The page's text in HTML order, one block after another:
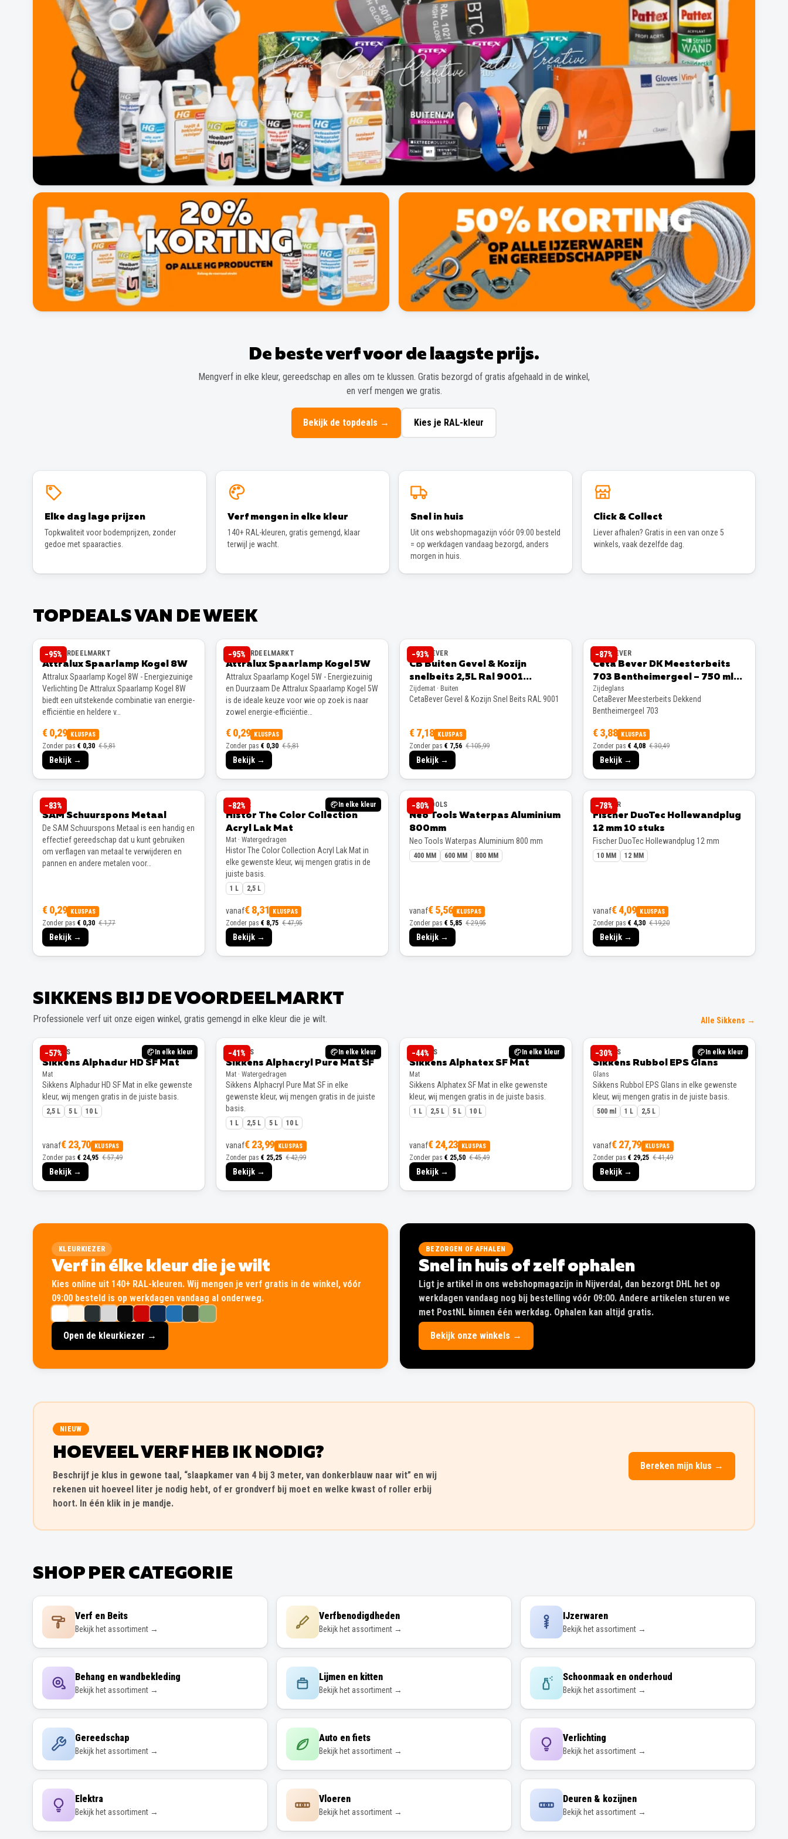
De beste verf voor de laagste prijs.
Mengverf in elke kleur, gereedschap en alles om te klussen. Gratis bezorgd of gratis afgehaald in de winkel,
en verf mengen we gratis.
Bekijk de topdeals → Kies je RAL-kleur
Elke dag lage prijzen
Topkwaliteit voor bodemprijzen, zonder
gedoe met spaaracties.
Verf mengen in elke kleur
140+ RAL-kleuren, gratis gemengd, klaar
terwijl je wacht.
Snel in huis
Uit ons webshopmagazijn vóór 09:00 besteld
= op werkdagen vandaag bezorgd, anders
morgen in huis.
Click & Collect
Liever afhalen? Gratis in een van onze 5
winkels, vaak dezelfde dag.
TOPDEALS VAN DE WEEK
−95%
DE VOORDEELMARKT
Attralux Spaarlamp Kogel 8W
Attralux Spaarlamp Kogel 8W - Energiezuinige
Verlichting De Attralux Spaarlamp Kogel 8W
biedt een uitstekende combinatie van energie-
efficiëntie en heldere v…
€ 0,29 KLUSPAS
Zonder pas € 0,30 € 5,81
Bekijk →
−95%
DE VOORDEELMARKT
Attralux Spaarlamp Kogel 5W
Attralux Spaarlamp Kogel 5W - Energiezuinig
en Duurzaam De Attralux Spaarlamp Kogel 5W
is de ideale keuze voor wie op zoek is naar
zowel energie-efficiëntie…
€ 0,29 KLUSPAS
Zonder pas € 0,30 € 5,81
Bekijk →
−93%
CETABEVER
CB Buiten Gevel & Kozijn
snelbeits 2,5L Ral 9001
Zijdemat
Zijdemat · Buiten
CetaBever Gevel & Kozijn Snel Beits RAL 9001
€ 7,18 KLUSPAS
Zonder pas € 7,56 € 105,99
Bekijk →
−87%
CETABEVER
Ceta Bever DK Meesterbeits
703 Bentheimergeel – 750 ml
Zijdeglans
Zijdeglans
CetaBever Meesterbeits Dekkend
Bentheimergeel 703
€ 3,88 KLUSPAS
Zonder pas € 4,08 € 30,49
Bekijk →
−83%
SAM
SAM Schuurspons Metaal
De SAM Schuurspons Metaal is een handig en
effectief gereedschap dat u kunt gebruiken
om verflagen van metaal te verwijderen en
pannen en andere metalen voor…
€ 0,29 KLUSPAS
Zonder pas € 0,30 € 1,77
Bekijk →
−82% In elke kleur
HISTOR
Histor The Color Collection
Acryl Lak Mat
Mat · Watergedragen
Histor The Color Collection Acryl Lak Mat in
elke gewenste kleur, wij mengen gratis in de
juiste basis.
1 L 2,5 L
vanaf€ 8,31 KLUSPAS
Zonder pas € 8,75 € 47,95
Bekijk →
−80%
NEO TOOLS
Neo Tools Waterpas Aluminium
800mm
Neo Tools Waterpas Aluminium 800 mm
400 MM 600 MM 800 MM
vanaf€ 5,56 KLUSPAS
Zonder pas € 5,85 € 29,95
Bekijk →
−78%
FISCHER
Fischer DuoTec Hollewandplug
12 mm 10 stuks
Fischer DuoTec Hollewandplug 12 mm
10 MM 12 MM
vanaf€ 4,09 KLUSPAS
Zonder pas € 4,30 € 19,20
Bekijk →
SIKKENS BIJ DE VOORDEELMARKT
Professionele verf uit onze eigen winkel, gratis gemengd in elke kleur die je wilt. Alle Sikkens →
−57% In elke kleur
SIKKENS
Sikkens Alphadur HD SF Mat
Mat
Sikkens Alphadur HD SF Mat in elke gewenste
kleur, wij mengen gratis in de juiste basis.
2,5 L 5 L 10 L
vanaf€ 23,70 KLUSPAS
Zonder pas € 24,95 € 57,49
Bekijk →
−41% In elke kleur
SIKKENS
Sikkens Alphacryl Pure Mat SF
Mat · Watergedragen
Sikkens Alphacryl Pure Mat SF in elke
gewenste kleur, wij mengen gratis in de juiste
basis.
1 L 2,5 L 5 L 10 L
vanaf€ 23,99 KLUSPAS
Zonder pas € 25,25 € 42,99
Bekijk →
−44% In elke kleur
SIKKENS
Sikkens Alphatex SF Mat
Mat
Sikkens Alphatex SF Mat in elke gewenste
kleur, wij mengen gratis in de juiste basis.
1 L 2,5 L 5 L 10 L
vanaf€ 24,23 KLUSPAS
Zonder pas € 25,50 € 45,49
Bekijk →
−30% In elke kleur
SIKKENS
Sikkens Rubbol EPS Glans
Glans
Sikkens Rubbol EPS Glans in elke gewenste
kleur, wij mengen gratis in de juiste basis.
500 ml 1 L 2,5 L
vanaf€ 27,79 KLUSPAS
Zonder pas € 29,25 € 41,49
Bekijk →
KLEURKIEZER
Verf in élke kleur die je wilt
Kies online uit 140+ RAL-kleuren. Wij mengen je verf gratis in de winkel, vóór
09:00 besteld is op werkdagen vandaag al onderweg.
Open de kleurkiezer →
BEZORGEN OF AFHALEN
Snel in huis of zelf ophalen
Ligt je artikel in ons webshopmagazijn in Nijverdal, dan bezorgt DHL het op
werkdagen vandaag nog bij bestelling vóór 09:00. Andere artikelen sturen we
met PostNL binnen één werkdag. Ophalen kan altijd gratis.
Bekijk onze winkels →
NIEUW
HOEVEEL VERF HEB IK NODIG?
Beschrijf je klus in gewone taal, “slaapkamer van 4 bij 3 meter, van donkerblauw naar wit” en wij
rekenen uit hoeveel liter je nodig hebt, of er grondverf bij moet en welke kwast of roller erbij
hoort. In één klik in je mandje.
Bereken mijn klus →
SHOP PER CATEGORIE
Verf en Beits
Bekijk het assortiment →
Verfbenodigdheden
Bekijk het assortiment →
IJzerwaren
Bekijk het assortiment →
Behang en wandbekleding
Bekijk het assortiment →
Lijmen en kitten
Bekijk het assortiment →
Schoonmaak en onderhoud
Bekijk het assortiment →
Gereedschap
Bekijk het assortiment →
Auto en fiets
Bekijk het assortiment →
Verlichting
Bekijk het assortiment →
Elektra
Bekijk het assortiment →
Vloeren
Bekijk het assortiment →
Deuren & kozijnen
Bekijk het assortiment →